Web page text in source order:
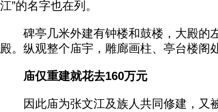
江”的名字也在列。
碑亭几米外建有钟楼和鼓楼，大殿的
殿。纵观整个庙宇，雕廊画柱、亭台楼阁
庙仅重建就花去160万元
因此庙为张文江及族人共同修建，又